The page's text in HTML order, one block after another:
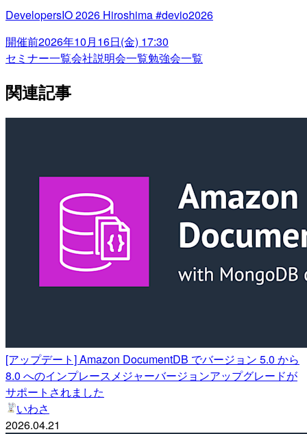
DevelopersIO 2026 Hiroshima #devio2026
開催前2026年10月16日(金) 17:30
セミナー一覧会社説明会一覧勉強会一覧
関連記事
[アップデート] Amazon DocumentDB でバージョン 5.0 から
8.0 へのインプレースメジャーバージョンアップグレードが
サポートされました
いわさ
2026.04.21